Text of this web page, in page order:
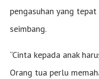
pengasuhan yang
seimbang.
“Cinta kepada anak
Orang tua perlu